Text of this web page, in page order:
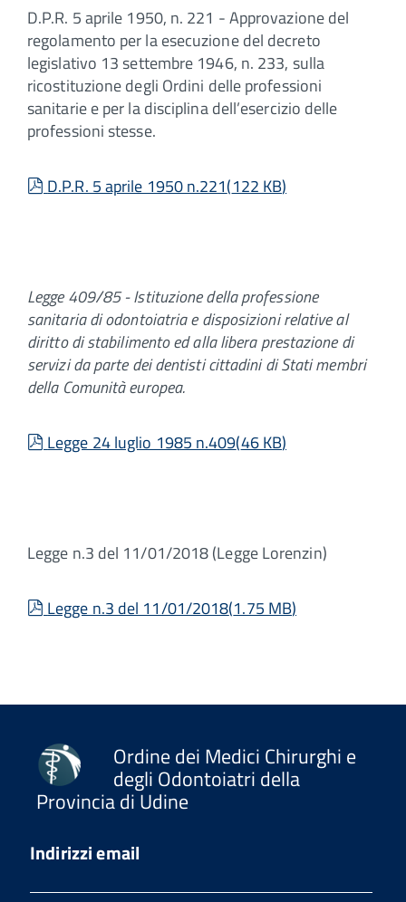
D.P.R. 5 aprile 1950, n. 221 - Approvazione del
regolamento per la esecuzione del decreto
legislativo 13 settembre 1946, n. 233, sulla
ricostituzione degli Ordini delle professioni
sanitarie e per la disciplina dell’esercizio delle
professioni stesse.
pdf
D.P.R. 5 aprile 1950 n.221(122 KB)
Legge 409/85 - Istituzione della professione
sanitaria di odontoiatria e disposizioni relative al
diritto di stabilimento ed alla libera prestazione di
servizi da parte dei dentisti cittadini di Stati membri
della Comunitàeuropea.
pdf
Legge 24 luglio 1985 n.409(46 KB)
Legge n.3 del 11/01/2018 (Legge Lorenzin)
pdf
Legge n.3 del 11/01/2018(1.75 MB)
Ordine dei Medici Chirurghi e
degli Odontoiatri della
Provincia di Udine
Indirizzi email